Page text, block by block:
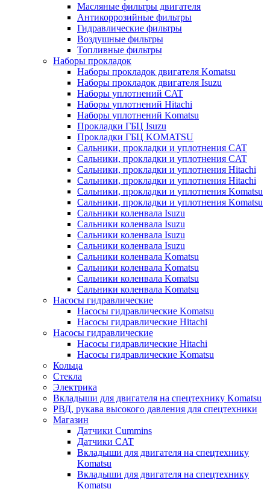
Масляные фильтры двигателя
Антикоррозийные фильтры
Гидравлические фильтры
Воздушные фильтры
Топливные фильтры
Наборы прокладок
Наборы прокладок двигателя Komatsu
Наборы прокладок двигателя Isuzu
Наборы уплотнений CAT
Наборы уплотнений Hitachi
Наборы уплотнений Komatsu
Прокладки ГБЦ Isuzu
Прокладки ГБЦ KOMATSU
Сальники, прокладки и уплотнения CAT
Сальники, прокладки и уплотнения CAT
Сальники, прокладки и уплотнения Hitachi
Сальники, прокладки и уплотнения Hitachi
Сальники, прокладки и уплотнения Komatsu
Сальники, прокладки и уплотнения Komatsu
Сальники коленвала Isuzu
Сальники коленвала Isuzu
Сальники коленвала Isuzu
Сальники коленвала Isuzu
Сальники коленвала Komatsu
Сальники коленвала Komatsu
Сальники коленвала Komatsu
Сальники коленвала Komatsu
Насосы гидравлические
Насосы гидравлические Komatsu
Насосы гидравлические Hitachi
Насосы гидравлические
Насосы гидравлические Hitachi
Насосы гидравлические Komatsu
Кольца
Стекла
Электрика
Вкладыши для двигателя на спецтехнику Komatsu
РВД, рукава высокого давления для спецтехники
Магазин
Датчики Cummins
Датчики CAT
Вкладыши для двигателя на спецтехнику
Komatsu
Вкладыши для двигателя на спецтехнику
Komatsu